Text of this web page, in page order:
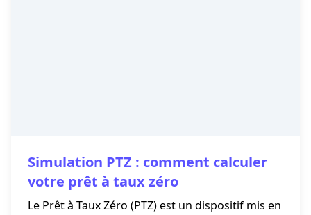
Simulation PTZ : comment calculer
votre prêt à taux zéro
Le Prêt à Taux Zéro (PTZ) est un dispositif mis en